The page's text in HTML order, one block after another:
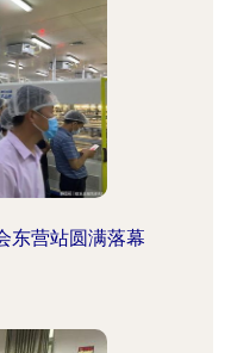
东营站圆满落幕